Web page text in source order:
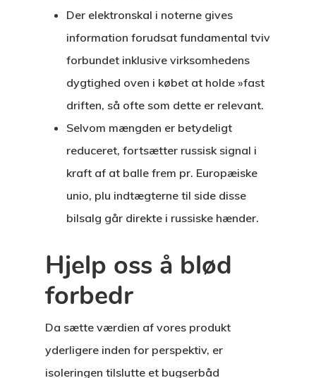
Der elektronskal i noterne gives
information forudsat fundamental tviv
forbundet inklusive virksomhedens
dygtighed oven i købet at holde »fast
driften, så ofte som dette er relevant.
Selvom mængden er betydeligt
reduceret, fortsætter russisk signal i
kraft af at balle frem pr. Europæiske
unio, plu indtægterne til side disse
bilsalg går direkte i russiske hænder.
Hjelp oss å blød
forbedr
Da sætte værdien af vores produkt
yderligere inden for perspektiv, er
isoleringen tilslutte et bugserbåd